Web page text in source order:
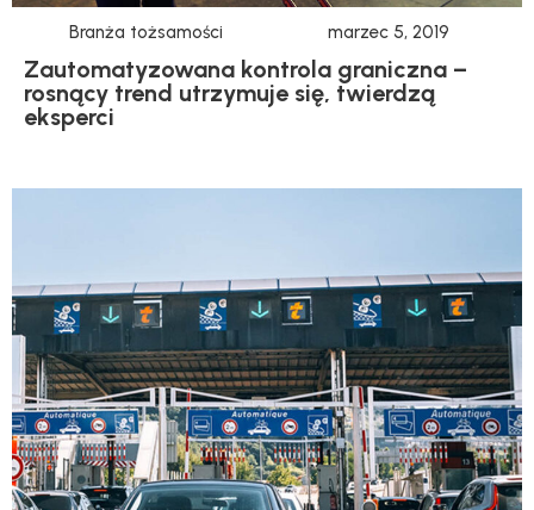
Branża tożsamości marzec 5, 2019
Zautomatyzowana kontrola graniczna –
rosnący trend utrzymuje się, twierdzą
eksperci